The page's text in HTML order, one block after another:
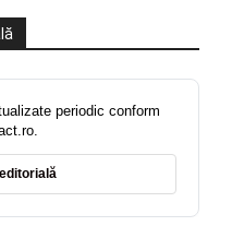
periodic conform